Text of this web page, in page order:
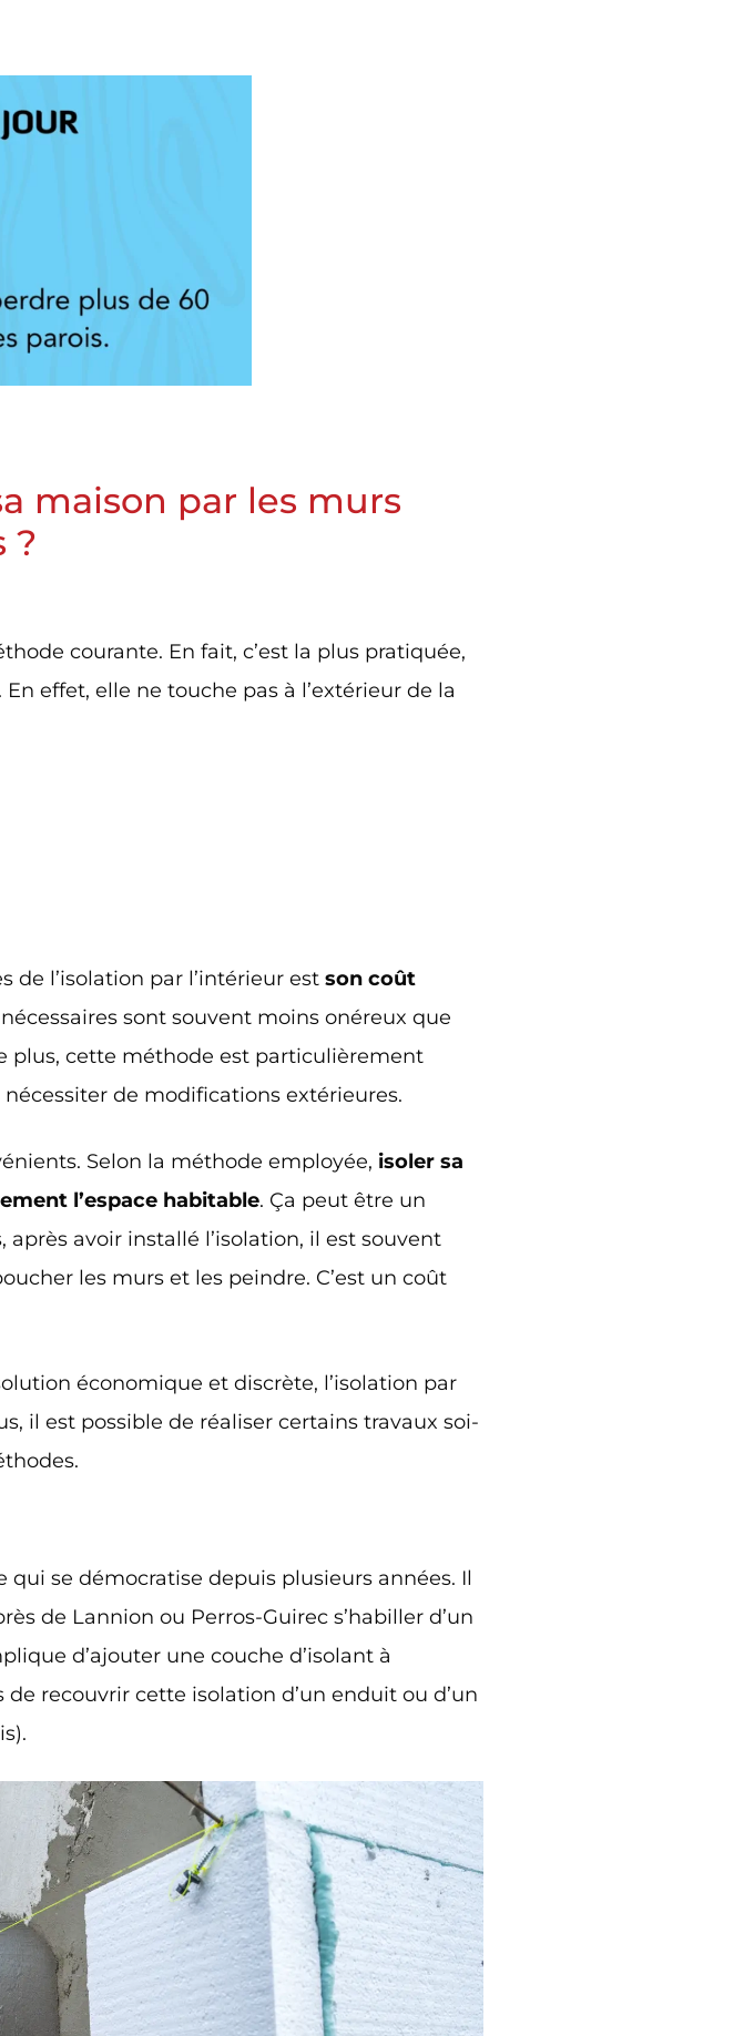
maison par les murs
?
courante. En fait, c’est la plus pratiquée,
effet, elle ne touche pas à l’extérieur de la
de l’isolation par l’intérieur estson coût
sont souvent moins onéreux que
plus, cette méthode est particulièrement
de modifications extérieures.
Selon la méthode employée, isoler sa
l’espace habitable. Ça peut être un
avoir installé l’isolation, il est souvent
les murs et les peindre. C’est un coût
économique et discrète, l’isolation par
il est possible de réaliser certains travaux soi-
qui se démocratise depuis plusieurs années. Il
de Lannion ou Perros-Guirec s’habiller d’un
d’ajouter une couche d’isolant à
recouvrir cette isolation d’un enduit ou d’un